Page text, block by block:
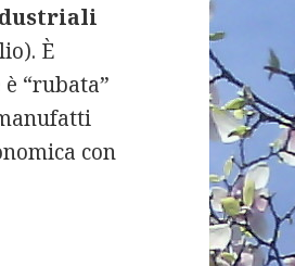
È
“rubata”
con